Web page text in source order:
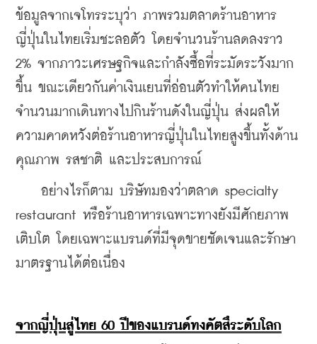
ข้อมูลจากเจโทรระบุว่า ภาพรวมตลาดร้านอาหาร
ญี่ปุ่นในไทยเริ่มชะลอตัว โดยจำนวนร้านลดลงราว
2% จากภาวะเศรษฐกิจและกำลังซื้อที่ระมัดระวังมาก
ขึ้น ขณะเดียวกันค่าเงินเยนที่อ่อนตัวทำให้คนไทย
จำนวนมากเดินทางไปกินร้านดังในญี่ปุ่น ส่งผลให้
ความคาดหวังต่อร้านอาหารญี่ปุ่นในไทยสูงขึ้นทั้งด้าน
คุณภาพ รสชาติ และประสบการณ์
อย่างไรก็ตาม บริษัทมองว่าตลาด specialty
restaurant หรือร้านอาหารเฉพาะทางยังมีศักยภาพ
เติบโต โดยเฉพาะแบรนด์ที่มีจุดขายชัดเจนและรักษา
มาตรฐานได้ต่อเนื่อง
จากญี่ปุ่นสู่ไทย 60 ปีของแบรนด์ทงคัตสึระดับโลก